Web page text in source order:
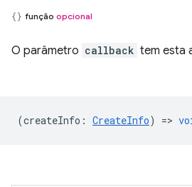
função opcional
O parâmetro callback tem esta
(createInfo : CreateInfo) =>